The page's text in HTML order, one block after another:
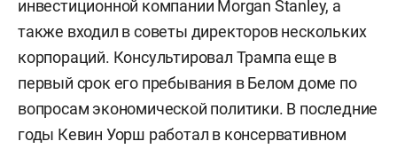
инвестиционной компании Morgan Stanley, а
также входил в советы директоров нескольких
корпораций. Консультировал Трампа еще в
первый срок его пребывания в Белом доме по
вопросам экономической политики. В последние
годы Кевин Уорш работал в консервативном